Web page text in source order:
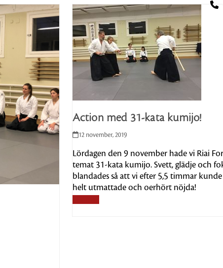
Action med 31-kata kumijo!
12 november, 2019
Lördagen den 9 november hade vi Riai
temat 31-kata kumijo. Svett, glädje och
blandades så att vi efter 5,5 timmar kunde
helt utmattade och oerhört nöjda!